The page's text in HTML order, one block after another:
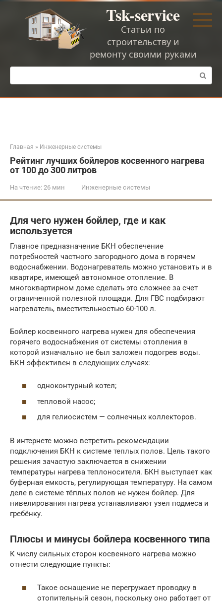
Перейти
Tsk-service
Статьи по
строительству и
ремонту своими руками
Поиск:
Главная » Инженерные системы
Рейтинг лучших бойлеров косвенного нагрева
от 100 до 300 литров
На чтение: 26 мин Инженерные системы
Для чего нужен бойлер, где и как
используется
Главное предназначение БКН обеспечение
потребностей частного загородного дома в горячем
водоснабжении. Водонагреватель можно установить и в
квартире, имеющей автономное отопление. В
многоквартирном доме сделать это сложнее за счет
ограниченной полезной площади. Для ГВС подбирают
нагреватель, вместительностью 60-100 л.
Бойлер косвенного нагрева нужен для обеспечения
горячего водоснабжения от системы отопления в
которой изначально не был заложен подогрев воды.
БКН эффективен в следующих случаях:
одноконтурный котел;
тепловой насос;
для гелиосистем — солнечных коллекторов.
В интернете можно встретить рекомендации
подключения БКН к системе теплых полов. Цель такого
решения зачастую заключается в снижении
температуры нагрева теплоносителя. БКН выступает как
буферная емкость, регулирующая температуру. На самом
деле в системе тёплых полов не нужен бойлер. Для
нивелирования нагрева устанавливают узел подмеса и
гребёнку.
Плюсы и минусы бойлера косвенного типа
К числу сильных сторон косвенного нагрева можно
отнести следующие пункты:
Такое оснащение не перегружает проводку в
отопительный сезон, поскольку оно работает от